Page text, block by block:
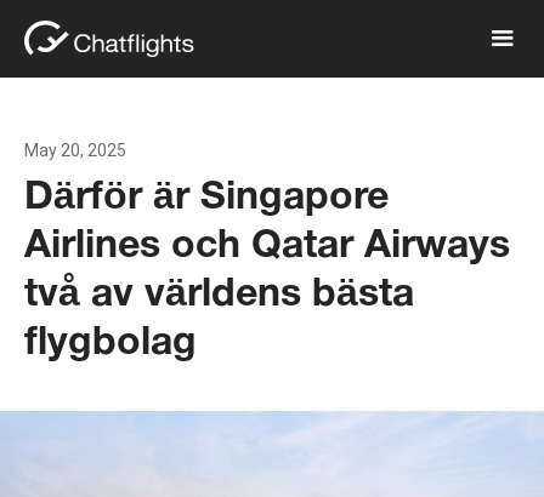
May 20, 2025
Därför är Singapore
Airlines och Qatar Airways
två av världens bästa
flygbolag